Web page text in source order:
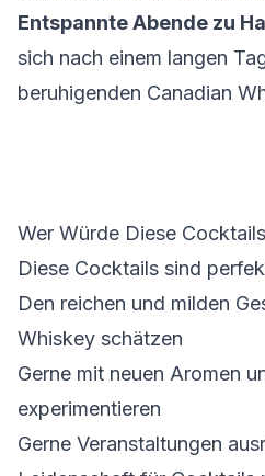
Entspannte Abende zu
sich nach einem langen
beruhigenden Canadian
Wer Würde Diese
Diese Cocktails sind
Den reichen und milden
Whiskey schätzen
Gerne mit neuen Aromen
experimentieren
Gerne Veranstaltungen